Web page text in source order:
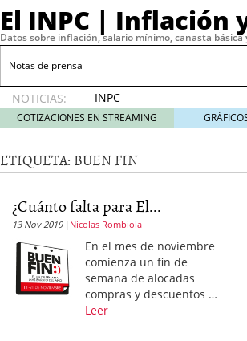
El INPC | Inflación
Datos sobre inflación, salario mínimo, canasta básica
Notas de prensa
NOTICIAS:
INPC
2019:
0.56% en
enero 9,
2020
Maximiza tu estrategia de
gratuitas agosto 22, 2024
¿Por qué tu empresa
2023
Operar con CFD marzo 2, 2023
La volatilidad y sus cinco tipos
La curva de demanda y cómo
COTIZACIONES EN STREAMING
ETIQUETA: BUEN FIN
¿Cuánto falta para El...
13 Nov 2019 Nicolas Rombiola
En el mes de noviembre
comienza un fin de
semana de alocadas
compras y descuentos …
Leer